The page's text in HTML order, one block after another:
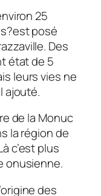
25
posé
Des
état de 5
leurs vies ne
ajouté.
de la Monuc
la région de
c’est plus
onusienne.
des